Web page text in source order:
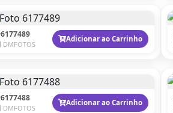
DMFOTOS
Adicionar ao Carrinho
DMFOTOS
Adicionar ao Carrinho